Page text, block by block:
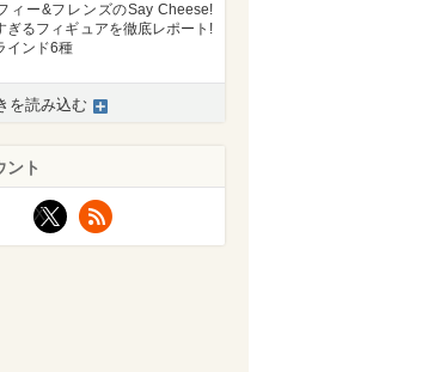
ィー&フレンズのSay Cheese!
ぎるフィギュアを徹底レポート!
インド6種
を読み込む
ント
X